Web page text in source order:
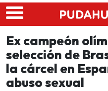
Skip to main content
Ex campeón
selección de
la cárcel en
abuso sexual